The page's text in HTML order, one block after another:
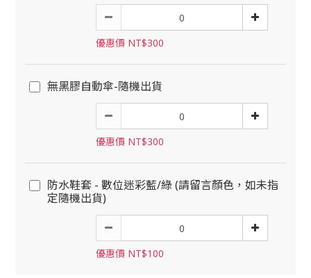
優惠價 NT$300
無黑膠自動傘-隨機出貨
優惠價 NT$300
防水鞋套 - 數位迷彩藍/綠 (請留言顏色，如未指
定隨機出貨)
優惠價 NT$100